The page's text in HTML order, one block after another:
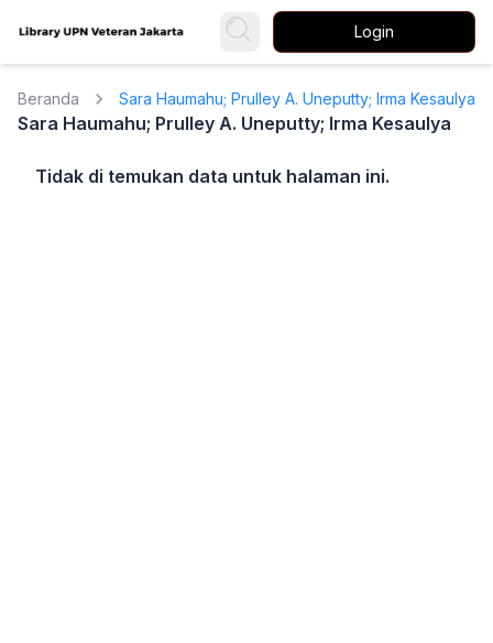
Login
Beranda Sara Haumahu; Prulley A. Uneputty; Irma Kesaulya
Sara Haumahu; Prulley A. Uneputty; Irma Kesaulya
Tidak di temukan data untuk halaman ini.